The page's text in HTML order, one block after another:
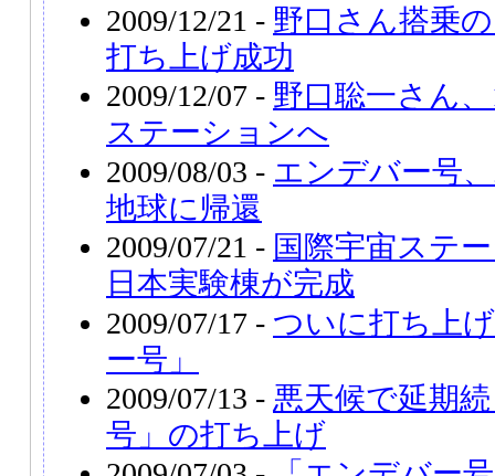
2009/12/21 - 野口さん搭乗
打ち上げ成功
2009/12/07 - 野口聡一さん
ステーションへ
2009/08/03 - エンデバー号
地球に帰還
2009/07/21 - 国際宇宙ステ
日本実験棟が完成
2009/07/17 - ついに打ち上
ー号」
2009/07/13 - 悪天候で延期
号」の打ち上げ